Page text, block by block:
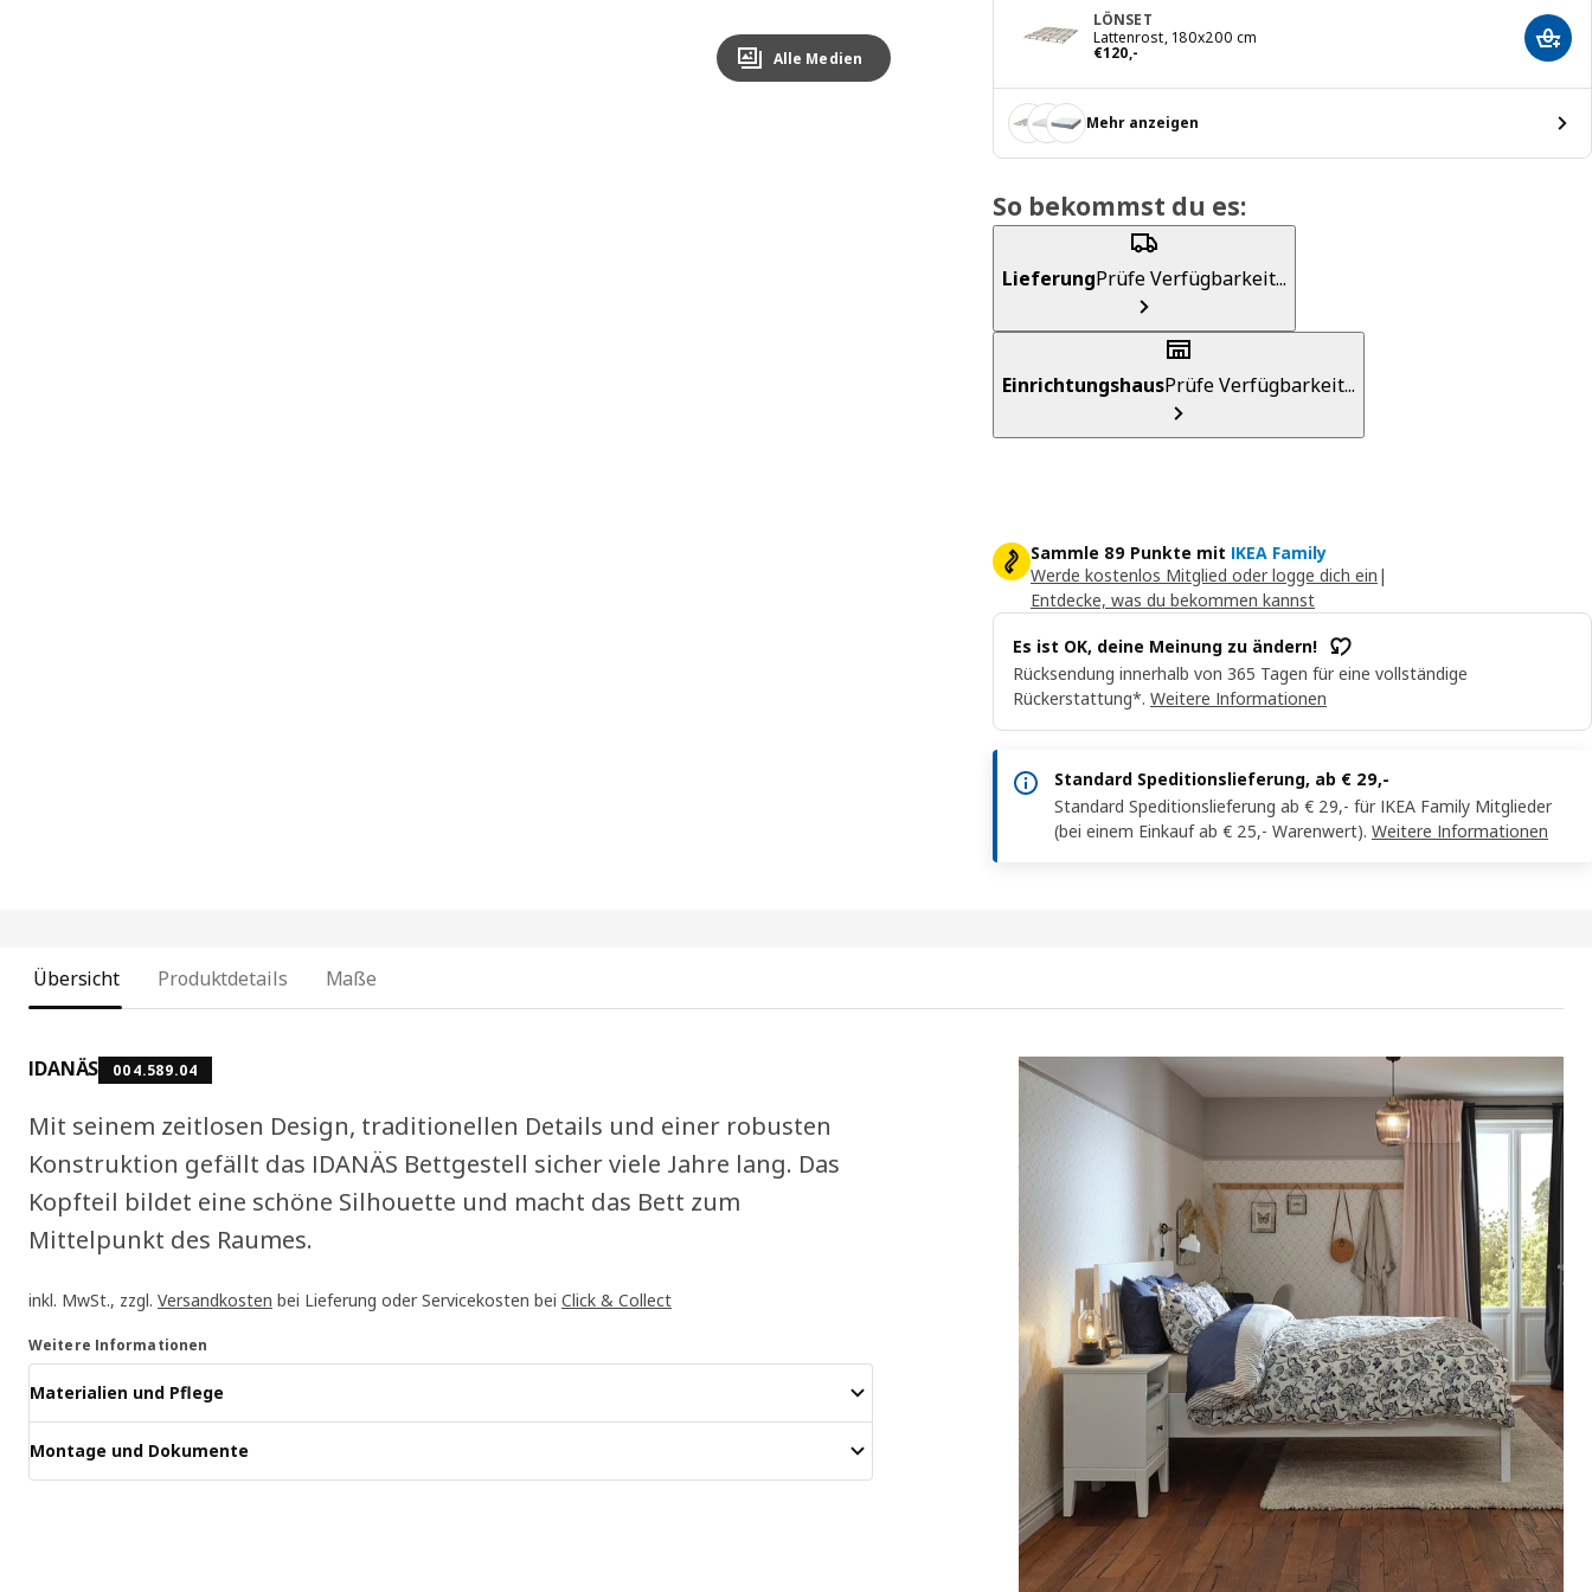
Alle Medien
LÖNSET
Lattenrost, 180x200 cm
€120,-
Preis € 120,- In
Mehr anzeigen
So bekommst du es:
LieferungPrüfe Verfügbarkeit...
EinrichtungshausPrüfe Verfügbarkeit...
Sammle 89 Punkte mit IKEA Family
Werde kostenlos Mitglied oder logge dich ein |
Entdecke, was du bekommen kannst
Es ist OK, deine Meinung zu ändern!
Rücksendung innerhalb von 365 Tagen für eine vollständige
Rückerstattung*. Weitere Informationen
Standard Speditionslieferung, ab € 29,-
Standard Speditionslieferung ab € 29,- für IKEA Family Mitglieder
(bei einem Einkauf ab € 25,- Warenwert). Weitere Informationen
Übersicht Produktdetails Maße
IDANÄS 004.589.04
Mit seinem zeitlosen Design, traditionellen Details und einer robusten
Konstruktion gefällt das IDANÄS Bettgestell sicher viele Jahre lang. Das
Kopfteil bildet eine schöne Silhouette und macht das Bett zum
Mittelpunkt des Raumes.
inkl. MwSt., zzgl. Versandkosten bei Lieferung oder Servicekosten bei Click & Collect
Weitere Informationen
Materialien und Pflege
Montage und Dokumente